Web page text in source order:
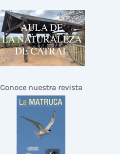
Conoce nuestra revista